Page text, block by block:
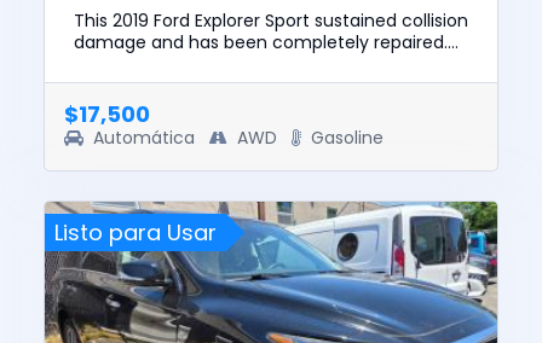
This 2019 Ford Explorer Sport sustained collision
damage and has been completely repaired.
pre-total loss valu...
$17,500
Automática AWD Gasoline
Listo para Usar